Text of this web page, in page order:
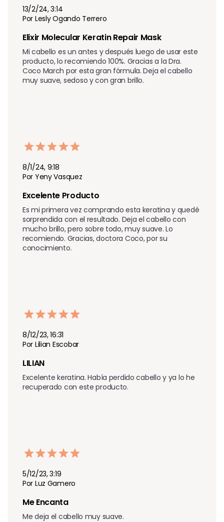
13/2/24, 3:14
Por Lesly Ogando Terrero
Elixir Molecular Keratin Repair Mask
Mi cabello es un antes y después luego de usar este
producto, lo recomiendo 100%. Gracias a la Dra.
Coco March por esta gran fórmula. Deja el cabello
muy suave, sedoso y con gran brillo.
8/1/24, 9:18
Por Yeny Vasquez
Excelente Producto
Es mi primera vez comprando esta keratina y quedé
sorprendida con el resultado. Deja el cabello con
mucho brillo, pero sobre todo, muy suave. Lo
recomiendo. Gracias, doctora Coco, por su
conocimiento.
8/12/23, 16:31
Por Lilian Escobar
LILIAN
Excelente keratina. Había perdido cabello y ya lo he
recuperado con este producto.
5/12/23, 3:19
Por Luz Gamero
Me Encanta
Me deja el cabello muy suave.